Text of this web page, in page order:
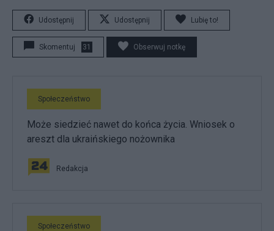
Udostępnij Udostępnij Lubię to!
Skomentuj 31 Obserwuj notkę
Społeczeństwo
Może siedzieć nawet do końca życia. Wniosek o
areszt dla ukraińskiego nożownika
Redakcja
Społeczeństwo